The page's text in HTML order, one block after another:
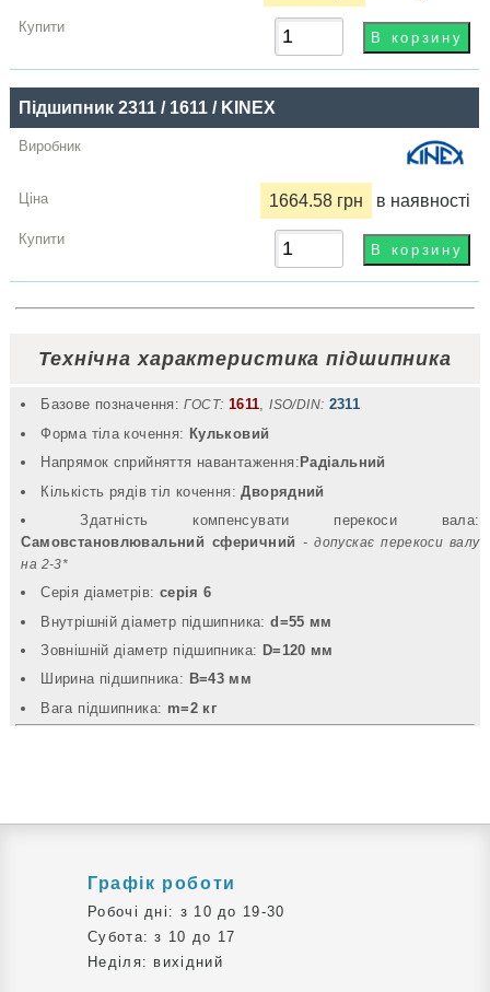
Підшипник 2311 / 1611 / KINEX
1664.58 грн в наявності
Технічна характеристика підшипника
Базове позначення: ГОСТ: 1611,ISO/DIN: 2311
Форма тіла кочення: Кульковий
Напрямок сприйняття навантаження: Радіальний
Кількість рядів тіл кочення:Дворядний
Здатність компенсувати перекоси вала:
Самовстановлювальний сферичний- допускає перекоси валу
на 2-3*
Серія діаметрів: серія 6
Внутрішній діаметр підшипника:d=55 мм
Зовнішній діаметр підшипника: D=120 мм
Ширина підшипника: B=43 мм
Вага підшипника: m=2 кг
Графік роботи
Робочі дні: з 10 до 19-30
Субота: з 10 до 17
Неділя: вихідний